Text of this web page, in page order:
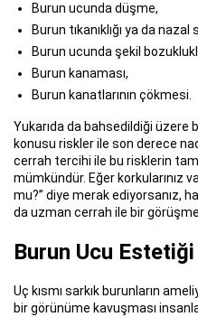
Burun ucunda düşme,
Burun tıkanıklığı ya da
Burun ucunda şekil
Burun kanaması,
Burun kanatlarının çökmesi.
Yukarıda da bahsedildiği üzere
konusu riskler ile son derece
cerrah tercihi ile bu risklerin
mümkündür. Eğer korkularınız
mu?” diye merak ediyorsanız,
da uzman cerrah ile bir
Burun Ucu
Uç kısmı sarkık burunların
bir görünüme kavuşması